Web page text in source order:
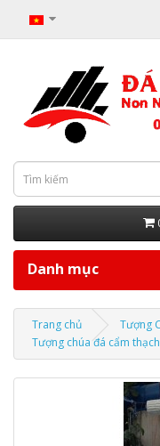
Danh mục
Trang chủ Tượng
Tượng chúa đá cẩm